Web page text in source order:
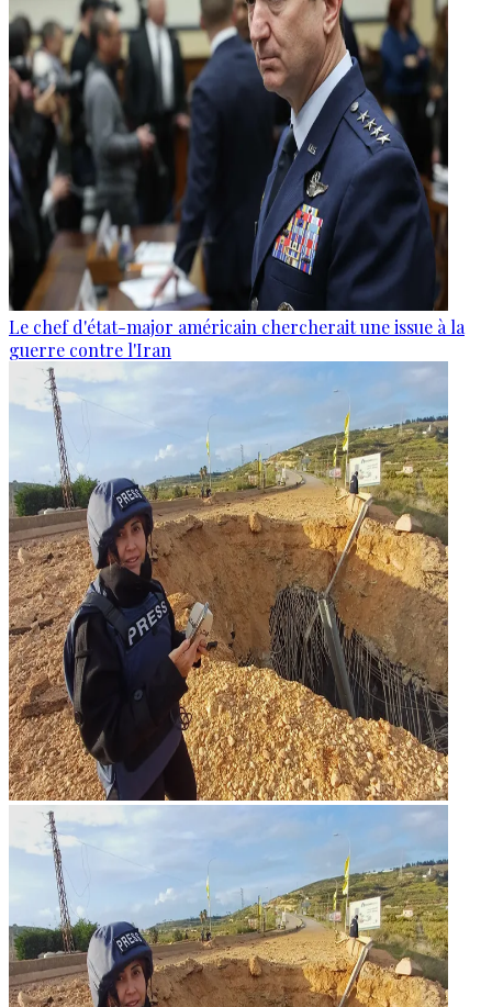
Le chef d'état-major américain chercherait une issue à la
guerre contre l'Iran